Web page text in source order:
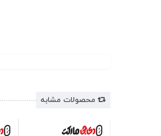
محصولات مشابه